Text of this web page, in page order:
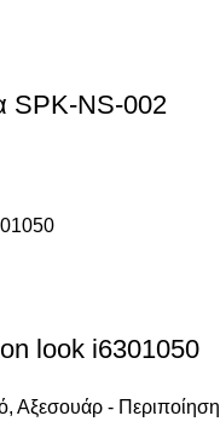
SPK-NS-002
look i6301050
, Αξεσουάρ - Περιποίηση